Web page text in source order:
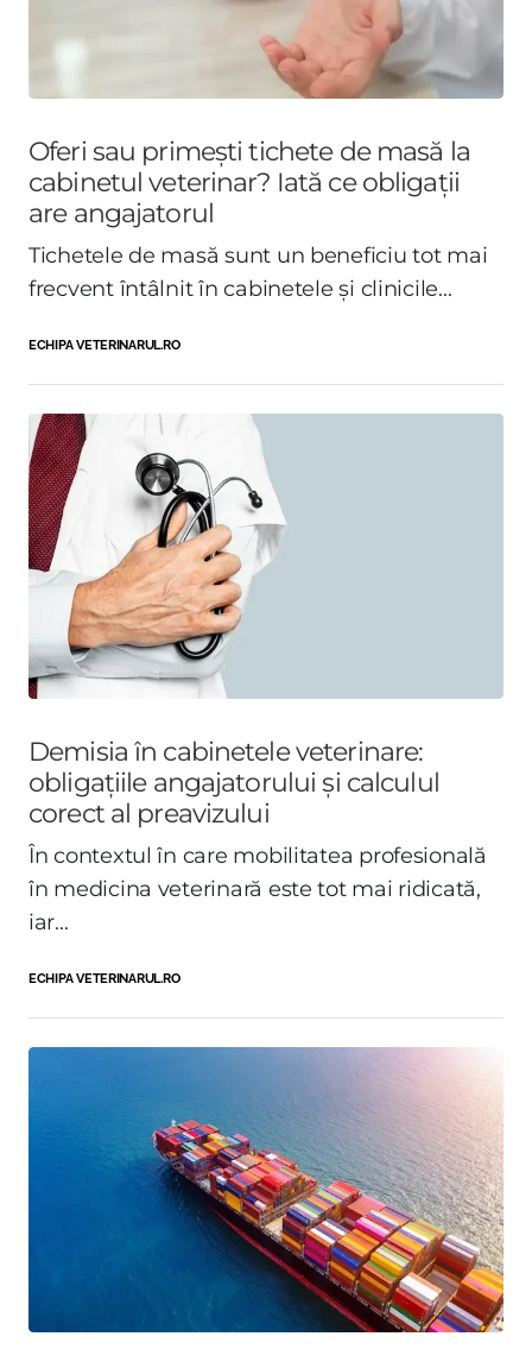
Oferi sau primești tichete de masă la
cabinetul veterinar? Iată ce obligații
are angajatorul
Tichetele de masă sunt un beneficiu tot mai
frecvent întâlnit în cabinetele și clinicile...
ECHIPA VETERINARUL.RO
Demisia în cabinetele veterinare:
obligațiile angajatorului și calculul
corect al preavizului
În contextul în care mobilitatea profesională
în medicina veterinară este tot mai ridicată,
iar...
ECHIPA VETERINARUL.RO